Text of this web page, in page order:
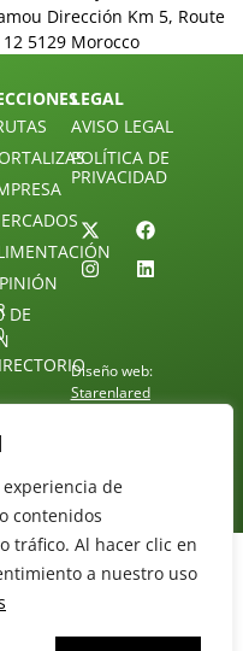
de
contenidos
tráfico. Al hacer clic en
a nuestro uso
Dirección Km 5, Route
5129 Morocco
DE
LEGAL
AVISO LEGAL
POLÍTICA DE
PRIVACIDAD
Diseño web:
Starenlared